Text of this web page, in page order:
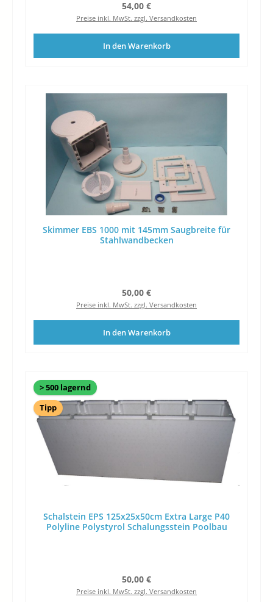
Regulärer Preis:
54,00 €
Preise inkl. MwSt. zzgl. Versandkosten
In den Warenkorb
Skimmer EBS 1000 mit 145mm Saugbreite für
Stahlwandbecken
Regulärer Preis:
50,00 €
Preise inkl. MwSt. zzgl. Versandkosten
In den Warenkorb
> 500 lagernd
Tipp
Schalstein EPS 125x25x50cm Extra Large P40
Polyline Polystyrol Schalungsstein Poolbau
Regulärer Preis:
50,00 €
Preise inkl. MwSt. zzgl. Versandkosten